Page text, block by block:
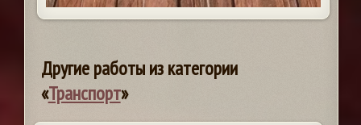
Другие работы из категории
«Транспорт»